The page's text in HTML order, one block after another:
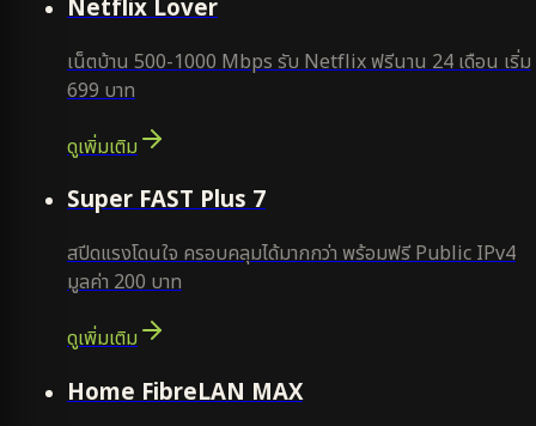
Netflix Lover
เน็ตบ้าน 500-1000 Mbps รับ Netflix ฟรีนาน 24 เดือน เริ่ม
699 บาท
ดูเพิ่มเติม
Super FAST Plus 7
สปีดแรงโดนใจ ครอบคลุมได้มากกว่า พร้อมฟรี Public IPv4
มูลค่า 200 บาท
ดูเพิ่มเติม
Home FibreLAN MAX